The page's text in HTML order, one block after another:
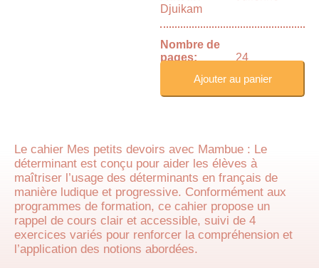
Djuikam
Nombre de
pages:
24
Ajouter au panier
Le cahier Mes petits devoirs avec Mambue : Le
déterminant est conçu pour aider les élèves à
maîtriser l’usage des déterminants en français de
manière ludique et progressive. Conformément aux
programmes de formation, ce cahier propose un
rappel de cours clair et accessible, suivi de 4
exercices variés pour renforcer la compréhension et
l’application des notions abordées.